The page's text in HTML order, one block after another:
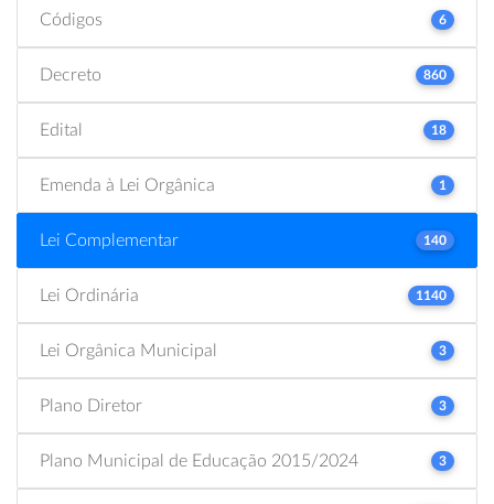
Códigos 6
Decreto 860
Edital 18
Emenda à Lei Orgânica 1
Lei Complementar 140
Lei Ordinária 1140
Lei Orgânica Municipal 3
Plano Diretor 3
Plano Municipal de Educação 2015/2024 3